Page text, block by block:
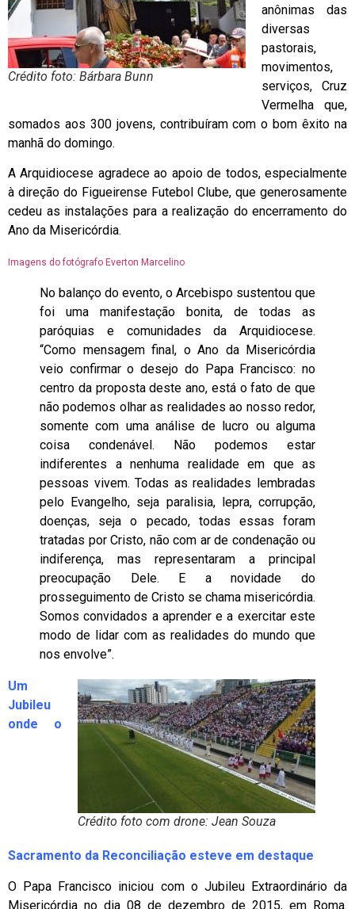
Crédito foto: Bárbara Bunn
anônimas das
diversas
pastorais,
movimentos,
serviços, Cruz
Vermelha que,
somados aos 300 jovens, contribuíram com o bom êxito na
manhã do domingo.
A Arquidiocese agradece ao apoio de todos, especialmente
à direção do Figueirense Futebol Clube, que generosamente
cedeu as instalações para a realização do encerramento do
Ano da Misericórdia.
Imagens do fotógrafo Everton Marcelino
No balanço do evento, o Arcebispo sustentou que
foi uma manifestação bonita, de todas as
paróquias e comunidades da Arquidiocese.
“Como mensagem final, o Ano da Misericórdia
veio confirmar o desejo do Papa Francisco: no
centro da proposta deste ano, está o fato de que
não podemos olhar as realidades ao nosso redor,
somente com uma análise de lucro ou alguma
coisa condenável. Não podemos estar
indiferentes a nenhuma realidade em que as
pessoas vivem. Todas as realidades lembradas
pelo Evangelho, seja paralisia, lepra, corrupção,
doenças, seja o pecado, todas essas foram
tratadas por Cristo, não com ar de condenação ou
indiferença, mas representaram a principal
preocupação Dele. E a novidade do
prosseguimento de Cristo se chama misericórdia.
Somos convidados a aprender e a exercitar este
modo de lidar com as realidades do mundo que
nos envolve”.
Crédito foto com drone: Jean Souza
Um
Jubileu
onde o
Sacramento da Reconciliação esteve em destaque
O Papa Francisco iniciou com o Jubileu Extraordinário da
Misericórdia no dia 08 de dezembro de 2015, em Roma.